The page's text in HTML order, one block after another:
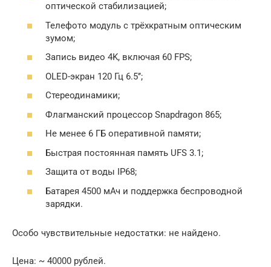
оптической стабилизацией;
Телефото модуль с трёхкратным оптическим
зумом;
Запись видео 4K, включая 60 FPS;
OLED-экран 120 Гц 6.5’’;
Стереодинамики;
Флагманский процессор Snapdragon 865;
Не менее 6 ГБ оперативной памяти;
Быстрая постоянная память UFS 3.1;
Защита от воды IP68;
Батарея 4500 мАч и поддержка беспроводной
зарядки.
Особо чувствительные недостатки: не найдено.
Цена: ~ 40000 рублей.